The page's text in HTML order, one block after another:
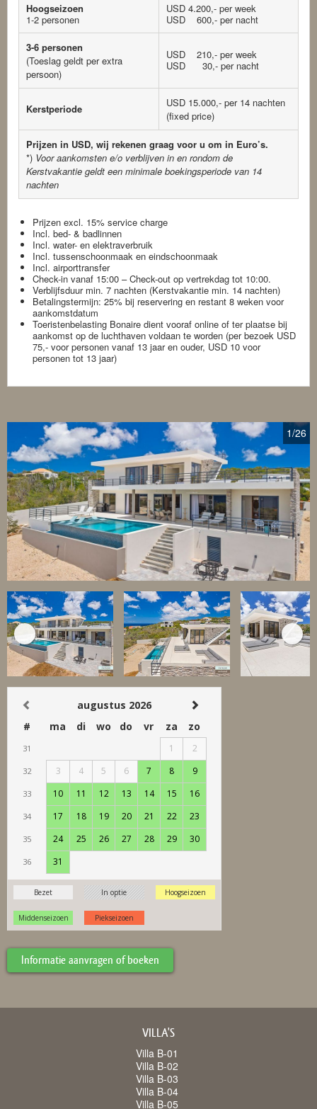
Hoogseizoen
1-2 personen
USD 4.200,- per week
USD 600,- per nacht
3-6 personen
(Toeslag geldt per extra
persoon)
USD 210,- per week
USD 30,- per nacht
Kerstperiode
USD 15.000,- per 14 nachten
(fixed price)
Prijzen in USD, wij rekenen graag voor u om in Euro’s.
*) Voor aankomsten e/o verblijven in en rondom de
Kerstvakantie geldt een minimale boekingsperiode van 14
nachten
Prijzen excl. 15% service charge
Incl. bed- & badlinnen
Incl. water- en elektraverbruik
Incl. tussenschoonmaak en eindschoonmaak
Incl. airporttransfer
Check-in vanaf 15:00 – Check-out op vertrekdag tot 10:00.
Verblijfsduur min. 7 nachten (Kerstvakantie min. 14 nachten)
​Betalingstermijn: 25% bij reservering en restant 8 weken voor
aankomstdatum
Toeristenbelasting Bonaire dient vooraf online of ter plaatse bij
aankomst op de luchthaven voldaan te worden (per bezoek USD
75,- voor personen vanaf 13 jaar en ouder, USD 10 voor
personen tot 13 jaar)
1/26
Informatie aanvragen of boeken
VILLA'S
Villa B-01
Villa B-02
Villa B-03
Villa B-04
Villa B-05